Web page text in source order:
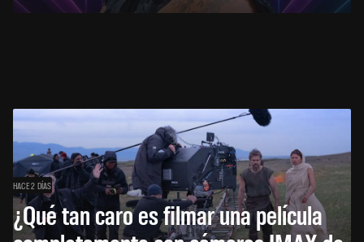
HACE 2 DÍAS
¿Qué tan caro es filmar una película